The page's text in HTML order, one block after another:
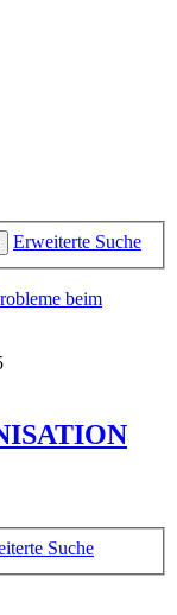
Erweiterte Suche
beim
Suche